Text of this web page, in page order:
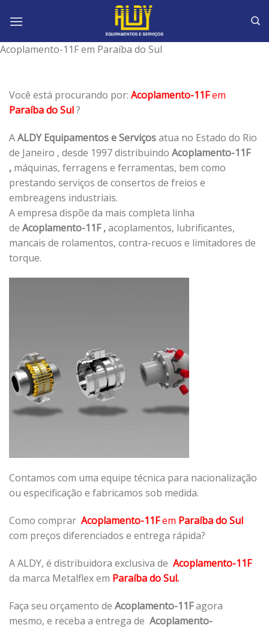
Acoplamento-11F em Paraíba do Sul
Você está procurando por: Acoplamento-11Fem
Paraíba do Sul?
AALDY Equipamentos e Serviçosatua no Estado do Rio
de Janeiro , desde 1997 distribuindo Acoplamento-11F
, máquinas, ferragens e ferramentas, bem como
prestando serviços de consertos de freios e
embreagens industriais.
A empresa dispõe da mais completa linha
de Acoplamento-11F ,acoplamentos, lubrificantes,
mancais de rolamentos, contra-recuos e limitadores de
torque.
Contamos com uma equipe técnica para nacionalização
ou especificação e fabricamos sob medida.
Como comprar Acoplamento-11Fem Paraíba do Sul
com preços diferenciados e entrega rápida?
A ALDY, é distribuidora exclusiva de Acoplamento-11F
da marca Metalflex em Paraíba do Sul.
Faça seu orçamento de Acoplamento-11Fagora
mesmo, e receba a entrega de Acoplamento-